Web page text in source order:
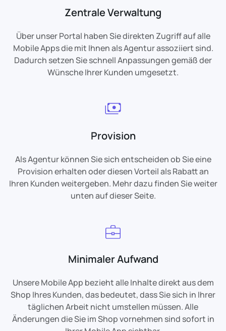
Zentrale Verwaltung
Über unser Portal haben Sie direkten Zugriff auf alle
Mobile Apps die mit Ihnen als Agentur assoziiert sind.
Dadurch setzen Sie schnell Anpassungen gemäß der
Wünsche Ihrer Kunden umgesetzt.
Provision
Als Agentur können Sie sich entscheiden ob Sie eine
Provision erhalten oder diesen Vorteil als Rabatt an
Ihren Kunden weitergeben. Mehr dazu finden Sie weiter
unten auf dieser Seite.
Minimaler Aufwand
Unsere Mobile App bezieht alle Inhalte direkt aus dem
Shop Ihres Kunden, das bedeutet, dass Sie sich in Ihrer
täglichen Arbeit nicht umstellen müssen. Alle
Änderungen die Sie im Shop vornehmen sind sofort in